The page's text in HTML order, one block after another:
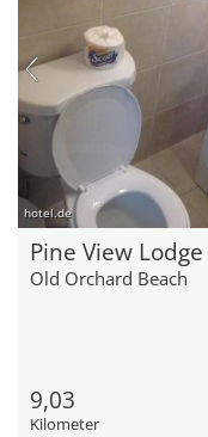
hotel.de
Pine View Lodge
Old Orchard Beach
9,03
Kilometer